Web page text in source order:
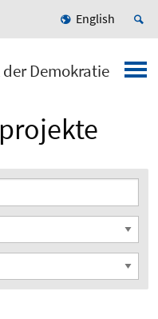
English
Demokratie